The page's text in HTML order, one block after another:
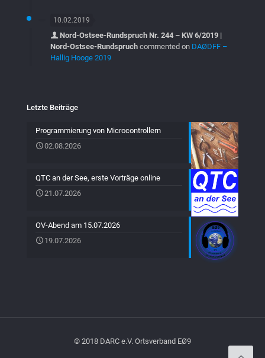
10.02.2019
Nord-Ostsee-Rundspruch Nr. 244 – KW 6/2019 |
Nord-Ostsee-Rundspruch commented on DAØDFF –
Hallig Hooge 2019
Letzte Beiträge
Programmierung von Microcontrollern
02.08.2026
QTC an der See, erste Vorträge online
21.07.2026
OV-Abend am 15.07.2026
19.07.2026
© 2018 DARC e.V. Ortsverband EØ9